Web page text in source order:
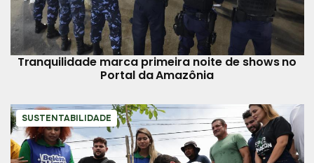
Tranquilidade marca primeira noite de shows no
Portal da Amazônia
SUSTENTABILIDADE